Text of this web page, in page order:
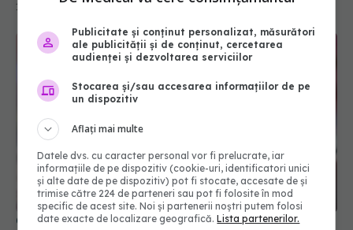
Cel mai bun antioxidant natural. Curăță vasele de
sânge. E de 10 ori mai puternic decât orice
supliment
23 iun 2025, 23:17
Publicitate și conținut personalizat, măsurători
ale publicității și de conținut, cercetarea
audienței și dezvoltarea serviciilor
Stocarea și/sau accesarea informațiilor de pe
un dispozitiv
Aflați mai multe
Datele dvs. cu caracter personal vor fi prelucrate, iar
informațiile de pe dispozitiv (cookie-uri, identificatori unici
și alte date de pe dispozitiv) pot fi stocate, accesate de și
trimise către 224 de parteneri sau pot fi folosite în mod
specific de acest site. Noi și partenerii noștri putem folosi
date exacte de localizare geografică.Lista partenerilor.